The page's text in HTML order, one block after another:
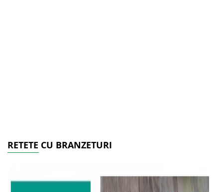
RETETE CU BRANZETURI